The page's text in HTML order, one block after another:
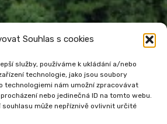
Souhlas s cookies
služby, používáme k ukládání a/nebo
technologie, jako jsou soubory
technologiemi nám umožní zpracovávat
nebo jedinečná ID na tomto webu.
souhlasu může nepříznivě ovlivnit určité
Havířov
webu